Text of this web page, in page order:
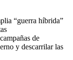
“guerra híbrida”
de
y descarrilar las